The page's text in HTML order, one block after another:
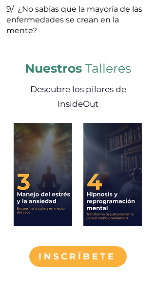
9/ ¿No sabías que la mayoría de las
enfermedades se crean en la
mente?
Nuestros Talleres
Descubre los pilares de
InsideOut
INSCRÍBETE